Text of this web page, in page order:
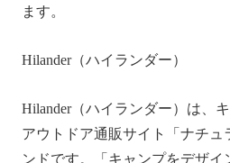
ます。
Hilander（ハイランダー）
Hilander（ハイランダー）は、
アウトドア通販サイト「ナチュ
ンドです。「キャンプをデザ